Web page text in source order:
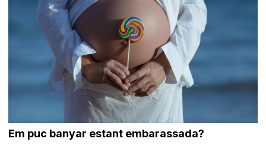
Em puc banyar estant embarassada?